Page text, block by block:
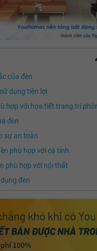
của đèn
dụng tiện lợi
hợp với họa tiết trang trí
đèn
sự an toàn
phù hợp với cá tính.
phù hợp với nội thất
đèn